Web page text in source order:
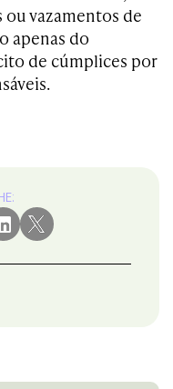
vazamentos de
apenas do
de cúmplices por